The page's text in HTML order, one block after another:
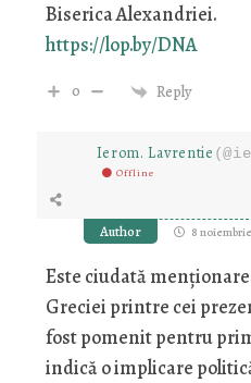
Biserica Alexandriei.
https://lop.by/DNA
0 Reply
Ierom. Lavrentie
Offline
Author 8 noiembrie
Este ciudată
Greciei printre cei
fost pomenit pentru
indică o implicare